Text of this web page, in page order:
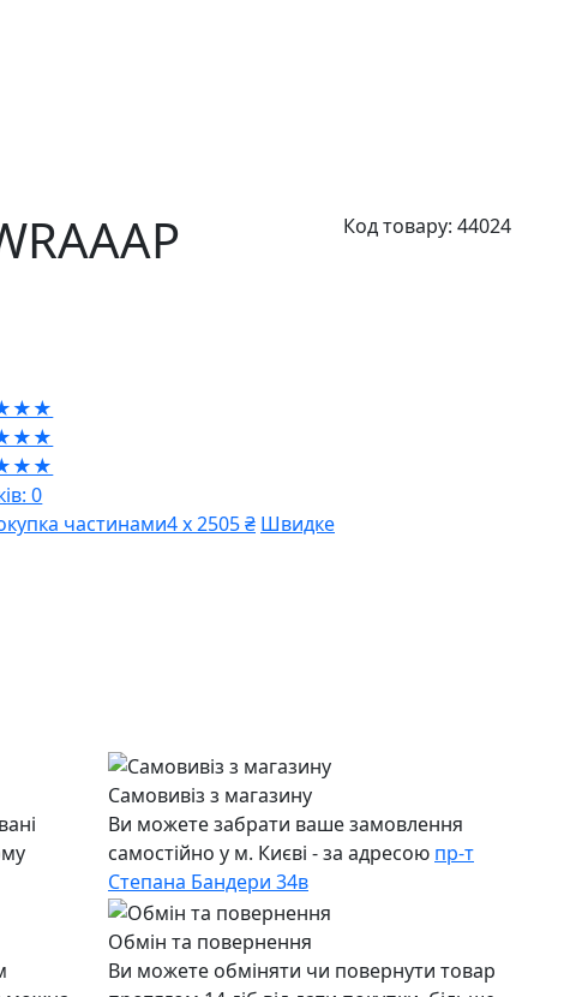
Код товару: 44024
0
частинами4 х 2505 ₴ Швидке
Самовивіз з магазину
Ви можете забрати ваше замовлення
самостійно у м. Києві - за адресою пр-т
Степана Бандери 34в
Обмін та повернення
Ви можете обміняти чи повернути товар